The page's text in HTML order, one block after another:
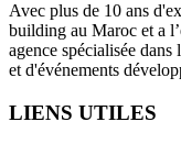
Avec plus de 10 ans
building au Maroc et a
agence spécialisée
et d'événements
LIENS UTILES